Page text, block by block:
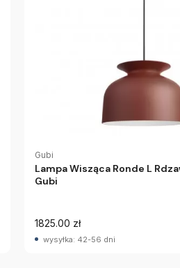
Gubi
Lampa Wisząca Ronde L
Gubi
1825.00 zł
wysyłka: 42-56 dni